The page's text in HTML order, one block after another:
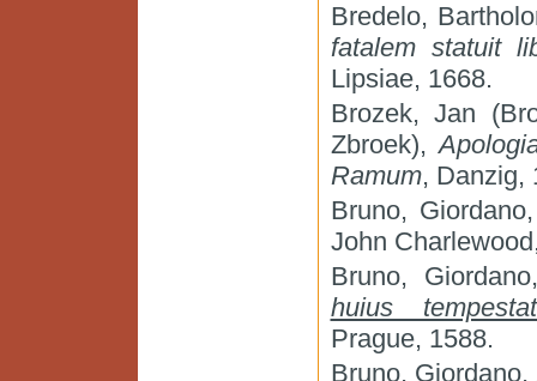
Bredelo,
fatalem statuit
Lipsiae, 1668.
Brozek, Jan
Zbroek),
Ramum, Danzig,
Bruno,
John
Bruno,
huius
Prague, 1588.
Bruno, Giordano,